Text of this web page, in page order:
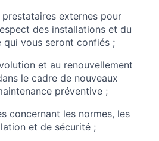
externes pour
des installations et du
qui vous seront confiés ;
et au renouvellement
le cadre de nouveaux
préventive ;
concernant les normes, les
et de sécurité ;